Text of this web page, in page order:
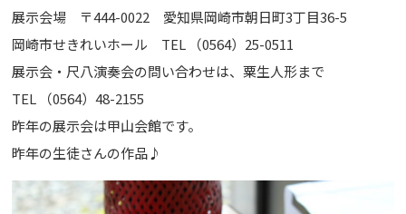
展示会場 〒444-0022 愛知県岡崎市朝日町3丁目36-5
岡崎市せきれいホール TEL （0564）25-0511
展示会・尺八演奏会の問い合わせは、粟生人形まで
TEL （0564）48-2155
昨年の展示会は甲山会館です。
昨年の生徒さんの作品♪